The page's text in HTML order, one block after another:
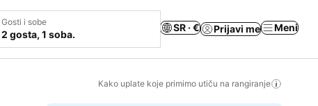
Gosti i sobe
2 gosta, 1 soba.
SR · € Prijavi me Meni
Kako uplate koje primimo utiču na rangiranje